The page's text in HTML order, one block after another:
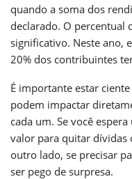
quando a soma dos
declarado. O percentual
significativo. Neste ano,
20% dos contribuintes
É importante estar
podem impactar
cada um. Se você
valor para quitar dívidas
outro lado, se precisar
ser pego de surpresa.